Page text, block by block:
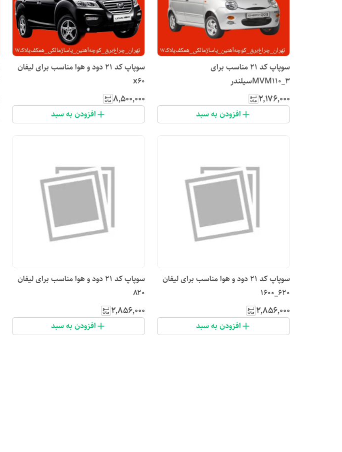
سوپاپ کد ۲۱ مناسب برای
MVM110_3سیلندر
۲٬۱۷۶٬۰۰۰
افزودن به سبد
سوپاپ کد ۲۱ دود و هوا مناسب برای لیفان
x60
۸٬۵۰۰٬۰۰۰
افزودن به سبد
سوپاپ کد ۲۱ دود و هوا مناسب برای لیفان
۶۲۰_۱۶۰۰
۲٬۸۵۶٬۰۰۰
افزودن به سبد
سوپاپ کد ۲۱ دود و هوا مناسب برای لیفان
۸۲۰
۲٬۸۵۶٬۰۰۰
افزودن به سبد